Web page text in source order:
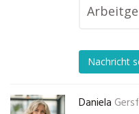
Nachricht
Daniela